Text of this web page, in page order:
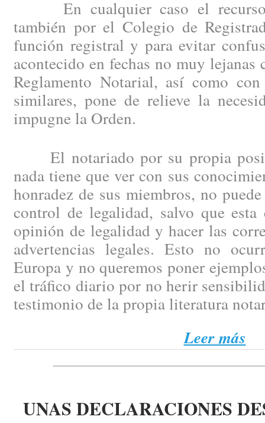
En cualquier caso el recurso
también por el Colegio de
función registral y para evitar
acontecido en fechas no muy
Reglamento Notarial, así como
similares, pone de relieve la
impugne la Orden.
El notariado por su propia
nada tiene que ver con sus
honradez de sus miembros, no
control de legalidad, salvo que
opinión de legalidad y hacer las
advertencias legales. Esto no
Europa y no queremos poner
el tráfico diario por no herir
testimonio de la propia literatura
Leer más
UNAS DECLARACIONES